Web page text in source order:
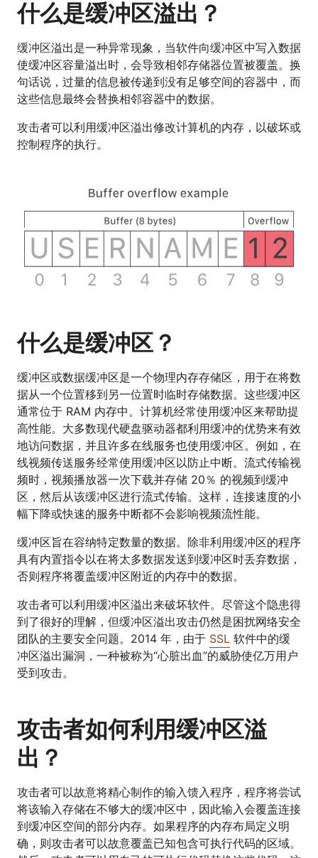
什么是缓冲区溢出？
缓冲区溢出是一种异常现象，当软件向缓冲区中写入数据
使缓冲区容量溢出时，会导致相邻存储器位置被覆盖。换
句话说，过量的信息被传递到没有足够空间的容器中，而
这些信息最终会替换相邻容器中的数据。
攻击者可以利用缓冲区溢出修改计算机的内存，以破坏或
控制程序的执行。
什么是缓冲区？
缓冲区或数据缓冲区是一个物理内存存储区，用于在将数
据从一个位置移到另一位置时临时存储数据。这些缓冲区
通常位于 RAM 内存中。计算机经常使用缓冲区来帮助提
高性能。大多数现代硬盘驱动器都利用缓冲的优势来有效
地访问数据，并且许多在线服务也使用缓冲区。例如，在
线视频传送服务经常使用缓冲区以防止中断。流式传输视
频时，视频播放器一次下载并存储 20％ 的视频到缓冲
区，然后从该缓冲区进行流式传输。这样，连接速度的小
幅下降或快速的服务中断都不会影响视频流性能。
缓冲区旨在容纳特定数量的数据。除非利用缓冲区的程序
具有内置指令以在将太多数据发送到缓冲区时丢弃数据，
否则程序将覆盖缓冲区附近的内存中的数据。
攻击者可以利用缓冲区溢出来破坏软件。尽管这个隐患得
到了很好的理解，但缓冲区溢出攻击仍然是困扰网络安全
团队的主要安全问题。2014 年，由于 SSL 软件中的缓
冲区溢出漏洞，一种被称为“心脏出血”的威胁使亿万用户
受到攻击。
攻击者如何利用缓冲区溢
出？
攻击者可以故意将精心制作的输入馈入程序，程序将尝试
将该输入存储在不够大的缓冲区中，因此输入会覆盖连接
到缓冲区空间的部分内存。如果程序的内存布局定义明
确，则攻击者可以故意覆盖已知包含可执行代码的区域。